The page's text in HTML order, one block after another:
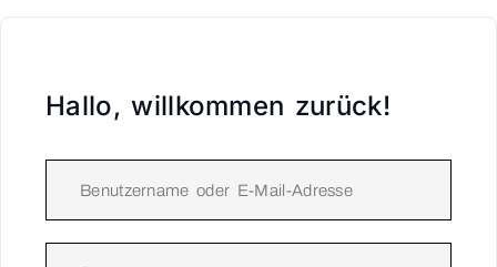
Hallo, willkommen zurück!